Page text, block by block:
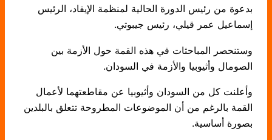
بدعوة من رئيس الدورة الحالية لمنظمة الإيقاد، الرئيس
إسماعيل عمر قيلي، رئيس جيبوتي.
وستنحصر المباحثات في هذه القمة حول الأزمة بين
الصومال وأثيوبيا والأزمة في السودان.
وأعلنت كل من السودان وأثيوبيا عن مقاطعتهما لأعمال
القمة بالرغم من أن الموضوعات المطروحة تتعلق بالبلدين
بصورة أساسية.